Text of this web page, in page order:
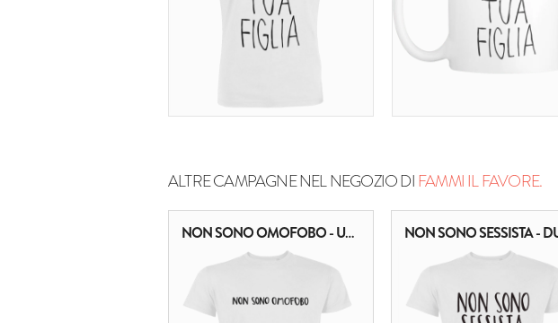
ALTRE CAMPAGNE NEL NEGOZIO DIFAMMI IL FAVORE.
NON SONO OMOFOBO - UNA RIGA